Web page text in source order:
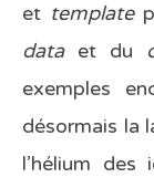
et template
data et du
exemples
désormais la
l’hélium